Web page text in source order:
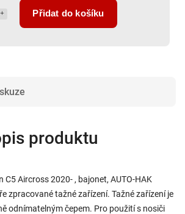
Přidat do košíku
produktu
C5 Aircross 2020- , bajonet, AUTO-HAK
zpracované tažné zařízení. Tažné zařízení je
odnímatelným čepem. Pro použití s nosiči